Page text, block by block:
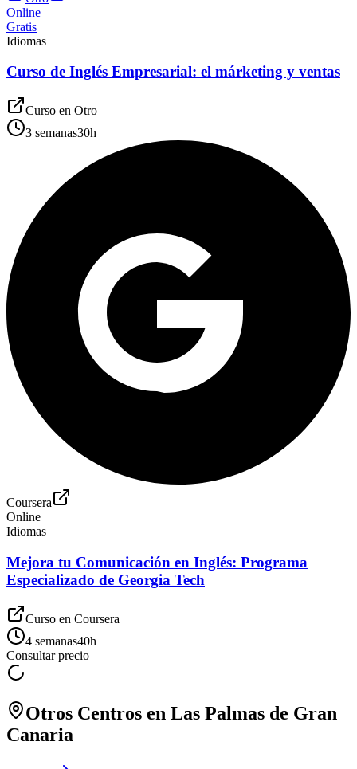
Online
Gratis
Idiomas
Curso de Inglés Empresarial: el márketing y ventas
Curso en Otro
3 semanas30h
Coursera
Online
Idiomas
Mejora tu Comunicación en Inglés: Programa
Especializado de Georgia Tech
Curso en Coursera
4 semanas40h
Consultar precio
Otros Centros en Las Palmas de Gran
Canaria